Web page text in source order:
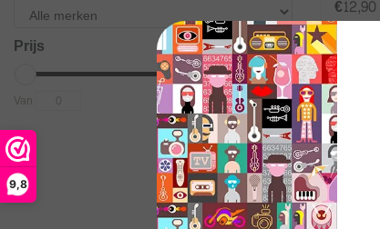
9,8
Prijs
Van To
€12,90
Excl.